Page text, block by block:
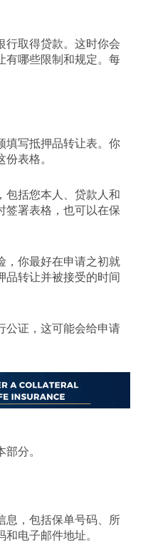
行取得贷款。这时你会
有哪些限制和规定。每
填写抵押品转让表。你
表格。
包括您本人、贷款人和
签署表格，也可以在保
，你最好在申请之初就
品转让并被接受的时间
公证，这可能会给申请
分。
息，包括保单号码、所
电子邮件地址。